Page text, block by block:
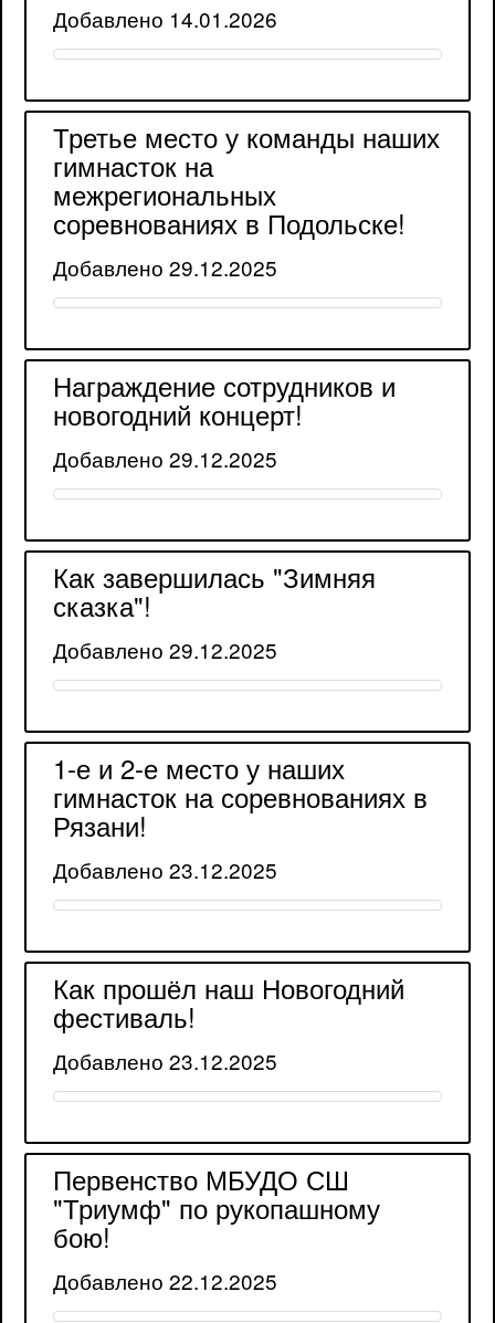
Добавлено 14.01.2026
Третье место у команды наших
гимнасток на
межрегиональных
соревнованиях в Подольске!
Добавлено 29.12.2025
Награждение сотрудников и
новогодний концерт!
Добавлено 29.12.2025
Как завершилась "Зимняя
сказка"!
Добавлено 29.12.2025
1-е и 2-е место у наших
гимнасток на соревнованиях в
Рязани!
Добавлено 23.12.2025
Как прошёл наш Новогодний
фестиваль!
Добавлено 23.12.2025
Первенство МБУДО СШ
"Триумф" по рукопашному
бою!
Добавлено 22.12.2025